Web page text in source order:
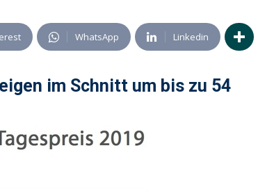
WhatsApp Linkedin
im Schnitt um bis zu 54